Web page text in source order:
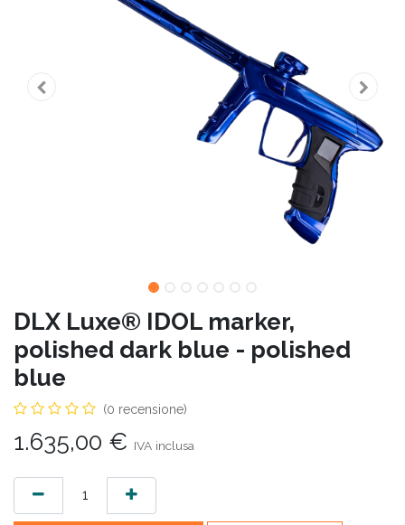
DLX Luxe® IDOL marker,
polished dark blue - polished
blue
(0 recensione)
1.635,00 € IVA inclusa